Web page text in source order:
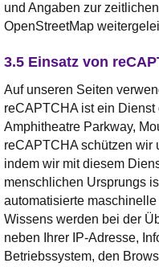
und Angaben zur
OpenStreetMap
3.5 Einsatz von
Auf unseren Seiten
reCAPTCHA ist ein
Amphitheatre Parkway,
reCAPTCHA schützen wir
indem wir mit diesem
menschlichen Ursprungs
automatisierte
Wissens werden bei der
neben Ihrer IP-Adresse,
Betriebssystem, den